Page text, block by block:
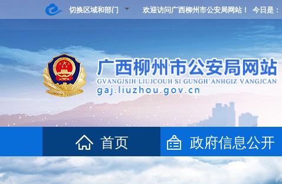
切换区域和部门 欢迎访问广西柳州市公安局网站！ 今日是：
首页 政府信息公开